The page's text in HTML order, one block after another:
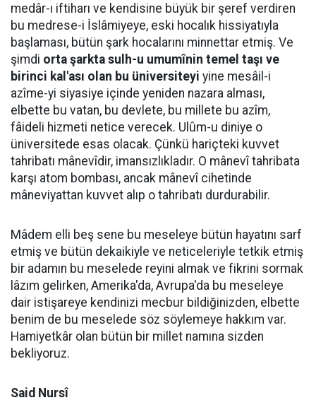
medâr-ı iftiharı ve kendisine büyük bir şeref verdiren
bu medrese-i İslâmiyeye, eski hocalık hissiyatıyla
başlaması, bütün şark hocalarını minnettar etmiş. Ve
şimdi orta şarkta sulh-u umumînin temel taşı ve
birinci kal'ası olan bu üniversiteyi yine mesâil-i
azîme-yi siyasiye içinde yeniden nazara alması,
elbette bu vatan, bu devlete, bu millete bu azîm,
fâideli hizmeti netice verecek. Ulûm-u diniye o
üniversitede esas olacak. Çünkü hariçteki kuvvet
tahribatı mânevîdir, imansızlıkladır. O mânevî tahribata
karşı atom bombası, ancak mânevî cihetinde
mâneviyattan kuvvet alıp o tahribatı durdurabilir.
Mâdem elli beş sene bu meseleye bütün hayatını sarf
etmiş ve bütün dekaikiyle ve neticeleriyle tetkik etmiş
bir adamın bu meselede reyini almak ve fikrini sormak
lâzım gelirken, Amerika'da, Avrupa'da bu meseleye
dair istişareye kendinizi mecbur bildiğinizden, elbette
benim de bu meselede söz söylemeye hakkım var.
Hamiyetkâr olan bütün bir millet namına sizden
bekliyoruz.
Said Nursî